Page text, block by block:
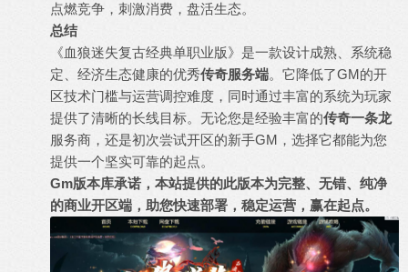
点燃竞争，刺激消费，盘活生态。
总结
《血狼迷失复古经典单职业版》是一款设计成熟、系统稳
定、经济生态健康的优秀传奇服务端。它降低了GM的开
区技术门槛与运营调控难度，同时通过丰富的系统为玩家
提供了清晰的长线目标。无论您是经验丰富的传奇一条龙
服务商，还是初次尝试开区的新手GM，选择它都能为您
提供一个坚实可靠的起点。
Gm版本库承诺，本站提供的此版本为完整、无错、纯净
的商业开区端，助您快速部署，稳定运营，赢在起点。